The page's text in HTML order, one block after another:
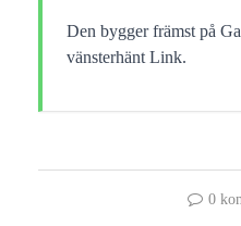
Den bygger främst på
vänsterhänt Link.
0